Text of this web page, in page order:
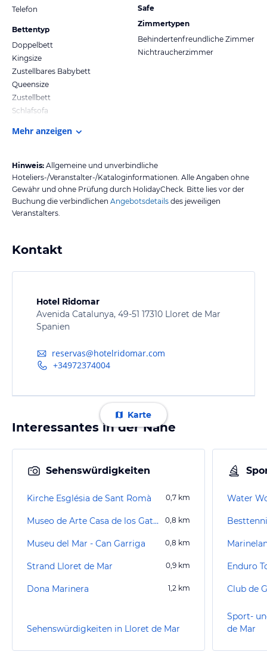
Telefon
Bettentyp
Doppelbett
Kingsize
Zustellbares Babybett
Queensize
Zustellbett
Schlafsofa
Safe
Zimmertypen
Behindertenfreundliche Zimmer
Nichtraucherzimmer
Mehr anzeigen
Hinweis: Allgemeine und unverbindliche
Hoteliers-/Veranstalter-/Kataloginformationen. Alle Angaben ohne
Gewähr und ohne Prüfung durch HolidayCheck. Bitte lies vor der
Buchung die verbindlichen Angebotsdetails des jeweiligen
Veranstalters.
Kontakt
Hotel Ridomar
Avenida Catalunya, 49-51 17310 Lloret de Mar
Spanien
reservas@hotelridomar.com
+34972374004
Karte
Interessantes in der Nähe
Sehenswürdigkeiten
Kirche Església de Sant Romà 0,7 km
Museo de Arte Casa de los Gatos / Katzenmuseum 0,8 km
Museu del Mar - Can Garriga 0,8 km
Strand Lloret de Mar 0,9 km
Dona Marinera 1,2 km
Sehenswürdigkeiten in Lloret de Mar
Water
Enduro
Club de
Sport-
de Mar